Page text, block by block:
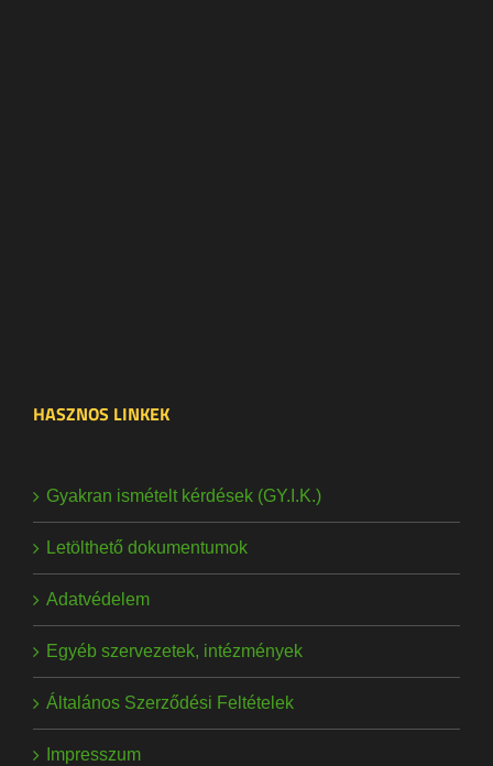
HASZNOS LINKEK
Gyakran ismételt kérdések (GY.I.K.)
Letölthető dokumentumok
Adatvédelem
Egyéb szervezetek, intézmények
Általános Szerződési Feltételek
Impresszum